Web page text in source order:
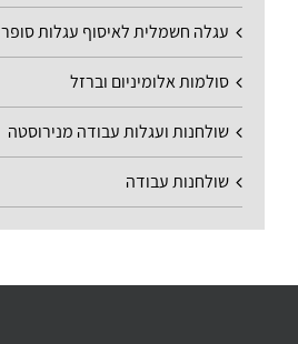
עגלה חשמלית לאיסוף עגלות סופר
סולמות אלומיניום וברזל
שולחנות ועגלות עבודה מנירוסטה
שולחנות עבודה